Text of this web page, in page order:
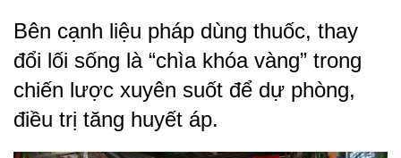
Bên cạnh liệu pháp dùng thuốc, thay
đổi lối sống là “chìa khóa vàng” trong
chiến lược xuyên suốt để dự phòng,
điều trị tăng huyết áp.